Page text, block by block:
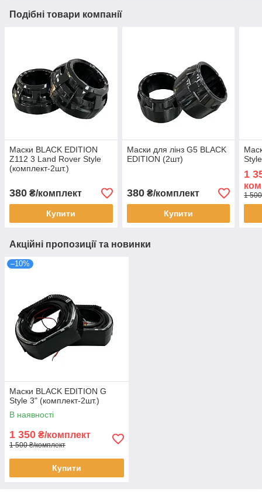
Подібні товари компанії
Маски BLACK EDITION
Z112 3 Land Rover Style
(комплект-2шт.)
380 ₴/комплект
Купити
Маски для лінз G5 BLACK
EDITION (2шт)
380₴/комплект
Купити
1
1
Акційні пропозиції та новинки
–10%
Маски BLACK EDITION G
Style 3" (комплект-2шт.)
В наявності
1 350 ₴/комплект
1 500 ₴/комплект
Купити